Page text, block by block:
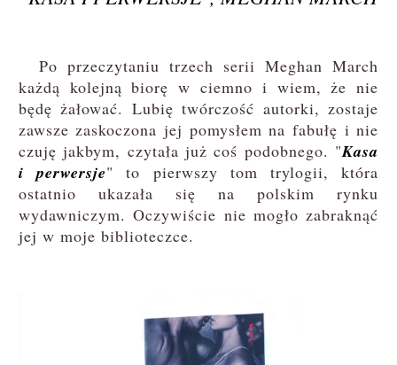
Po przeczytaniu trzech serii Meghan March
każdą kolejną biorę w ciemno i wiem, że nie
będę żałować. Lubię twórczość autorki, zostaje
zawsze zaskoczona jej pomysłem na fabułę i nie
czuję jakbym, czytała już coś podobnego. "Kasa
i perwersje" to pierwszy tom trylogii, która
ostatnio ukazała się na polskim rynku
wydawniczym. Oczywiście nie mogło zabraknąć
jej w moje biblioteczce.